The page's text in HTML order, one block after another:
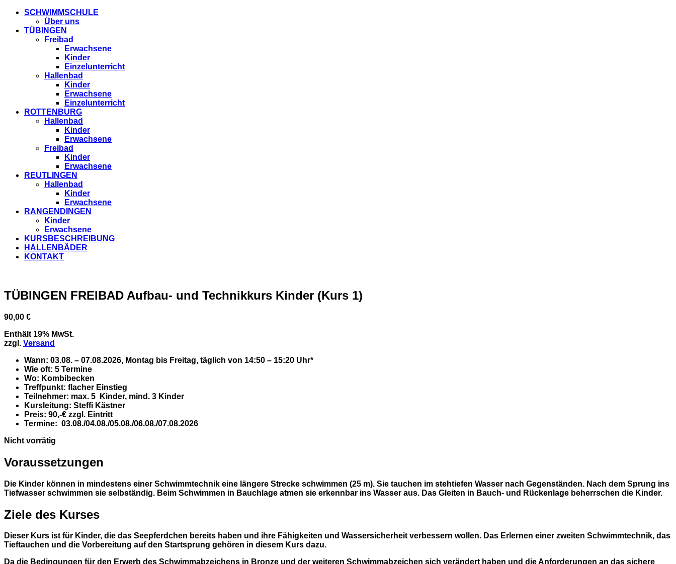
SCHWIMMSCHULE
Über uns
TÜBINGEN
Freibad
Erwachsene
Kinder
Einzelunterricht
Hallenbad
Kinder
Erwachsene
Einzelunterricht
ROTTENBURG
Hallenbad
Kinder
Erwachsene
Freibad
Kinder
Erwachsene
REUTLINGEN
Hallenbad
Kinder
Erwachsene
RANGENDINGEN
Kinder
Erwachsene
KURSBESCHREIBUNG
HALLENBÄDER
KONTAKT
TÜBINGEN FREIBAD Aufbau- und Technikkurs Kinder (Kurs 1)
90,00 €
Enthält 19% MwSt.
zzgl. Versand
Wann: 03.08. – 07.08.2026, Montag bis Freitag, täglich von 14:50 – 15:20 Uhr*
Wie oft: 5 Termine
Wo: Kombibecken
Treffpunkt: flacher Einstieg
Teilnehmer: max. 5
Kinder, mind. 3 Kinder
Kursleitung: Steffi Kästner
Preis: 90,-€ zzgl. Eintritt
Termine: 03.08./04.08./05.08./06.08./07.08.2026
Nicht vorrätig
Voraussetzungen
Die Kinder können in mindestens einer Schwimmtechnik eine längere Strecke schwimmen (25 m). Sie tauchen im stehtiefen Wasser nach Gegenständen. Nach dem Sprung ins
Tiefwasser schwimmen sie selbständig. Beim Schwimmen in Bauchlage atmen sie erkennbar ins Wasser aus. Das Gleiten in Bauch- und Rückenlage beherrschen die Kinder.
Ziele des Kurses
Dieser Kurs ist für Kinder, die das Seepferdchen bereits haben und ihre Fähigkeiten und Wassersicherheit verbessern wollen. Das Erlernen einer zweiten Schwimmtechnik, das
Tieftauchen und die Vorbereitung auf den Startsprung gehören in diesem Kurs dazu.
Da die Bedingungen für den Erwerb des Schwimmabzeichens in Bronze und der weiteren Schwimmabzeichen sich verändert haben und die Anforderungen an das sichere